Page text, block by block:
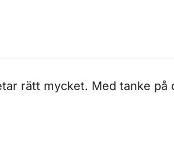
rätt mycket. Med tanke på